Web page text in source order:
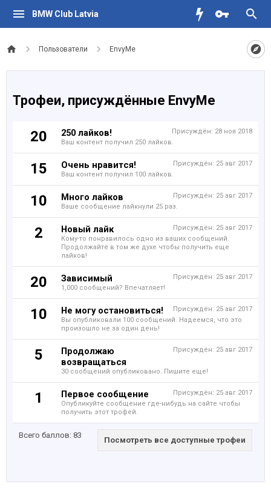
BMW Club Latvia
Пользователи EnvyMe
Трофеи, присуждённые EnvyMe
20 Присуждён: 28 ноя 2018
250 лайков!
Ваш контент получил 250 лайков.
15 Присуждён: 25 авг 2017
Очень нравится!
Ваш контент получил 100 лайков.
10 Присуждён: 25 авг 2017
Много лайков
Ваше сообщение лайкнули 25 раз.
2 Присуждён: 25 авг 2017
Новый лайк
Кому-то понравилось одно из ваших сообщений.
Продолжайте в том же духе чтобы получить еще
лайков!
20 Присуждён: 25 авг 2017
Зависимый
1,000 сообщений? Впечатляет!
10 Присуждён: 25 авг 2017
Не могу остановиться!
Вы опубликовали 100 сообщений. Надеемся, что это
произошло не за один день!
5 Присуждён: 25 авг 2017
Продолжаю
возвращаться
30 сообщений опубликовано. Пишите еще!
1 Присуждён: 25 авг 2017
Первое сообщение
Опубликуйте сообщение где-нибудь на сайте чтобы
получить этот трофей.
Всего баллов: 83
Посмотреть все доступные трофеи